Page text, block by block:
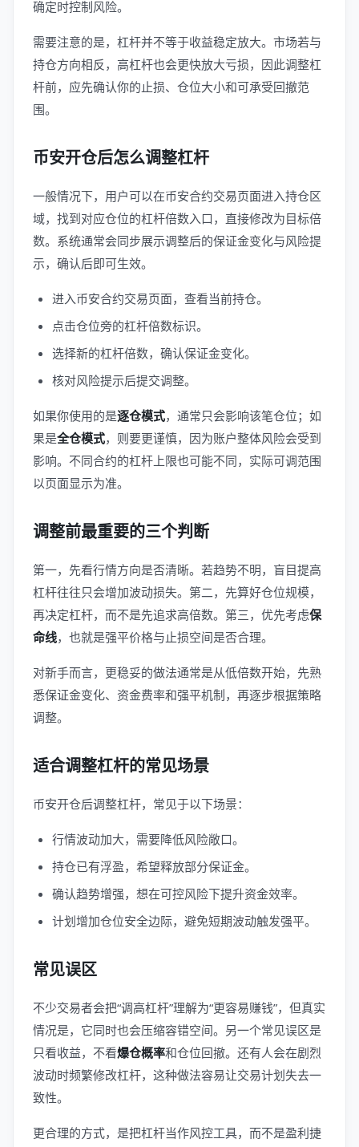
确定时控制风险。
需要注意的是，杠杆并不等于收益稳定放大。市场若与
持仓方向相反，高杠杆也会更快放大亏损，因此调整杠
杆前，应先确认你的止损、仓位大小和可承受回撤范
围。
币安开仓后怎么调整杠杆
一般情况下，用户可以在币安合约交易页面进入持仓区
域，找到对应仓位的杠杆倍数入口，直接修改为目标倍
数。系统通常会同步展示调整后的保证金变化与风险提
示，确认后即可生效。
进入币安合约交易页面，查看当前持仓。
点击仓位旁的杠杆倍数标识。
选择新的杠杆倍数，确认保证金变化。
核对风险提示后提交调整。
如果你使用的是逐仓模式，通常只会影响该笔仓位；如
果是全仓模式，则要更谨慎，因为账户整体风险会受到
影响。不同合约的杠杆上限也可能不同，实际可调范围
以页面显示为准。
调整前最重要的三个判断
第一，先看行情方向是否清晰。若趋势不明，盲目提高
杠杆往往只会增加波动损失。第二，先算好仓位规模，
再决定杠杆，而不是先追求高倍数。第三，优先考虑保
命线，也就是强平价格与止损空间是否合理。
对新手而言，更稳妥的做法通常是从低倍数开始，先熟
悉保证金变化、资金费率和强平机制，再逐步根据策略
调整。
适合调整杠杆的常见场景
币安开仓后调整杠杆，常见于以下场景：
行情波动加大，需要降低风险敞口。
持仓已有浮盈，希望释放部分保证金。
确认趋势增强，想在可控风险下提升资金效率。
计划增加仓位安全边际，避免短期波动触发强平。
常见误区
不少交易者会把“调高杠杆”理解为“更容易赚钱”，但真实
情况是，它同时也会压缩容错空间。另一个常见误区是
只看收益，不看爆仓概率和仓位回撤。还有人会在剧烈
波动时频繁修改杠杆，这种做法容易让交易计划失去一
致性。
更合理的方式，是把杠杆当作风控工具，而不是盈利捷